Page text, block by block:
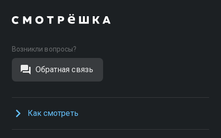
Возникли вопросы?
Обратная связь
Как смотреть